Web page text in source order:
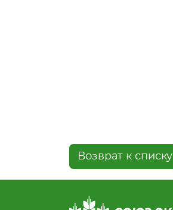
Возврат к списку